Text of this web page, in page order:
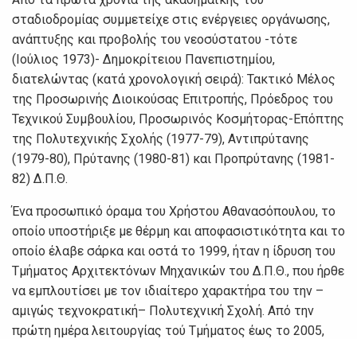
σταδιοδρομίας συμμετείχε στις ενέργειες οργάνωσης,
ανάπτυξης και προβολής του νεοσύστατου -τότε
(Ιούλιος 1973)- Δημοκρίτειου Πανεπιστημίου,
διατελώντας (κατά χρονολογική σειρά): Τακτικό Μέλος
της Προσωρινής Διοικούσας Επιτροπής, Πρόεδρος του
Τεχνικού Συμβουλίου, Προσωρινός Κοσμήτορας-Επόπτης
της Πολυτεχνικής Σχολής (1977-79), Αντιπρύτανης
(1979-80), Πρύτανης (1980-81) και Προπρύτανης (1981-
82) Δ.Π.Θ.
Ένα προσωπικό όραμα του Χρήστου Αθανασόπουλου, το
οποίο υποστήριξε με θέρμη και αποφασιστικότητα και το
οποίο έλαβε σάρκα και οστά το 1999, ήταν η ίδρυση του
Τμήματος Αρχιτεκτόνων Μηχανικών του Δ.Π.Θ., που ήρθε
να εμπλουτίσει με τον ιδιαίτερο χαρακτήρα του την –
αμιγώς τεχνοκρατική– Πολυτεχνική Σχολή. Από την
πρώτη ημέρα λειτουργίας τού Τμήματος έως το 2005,